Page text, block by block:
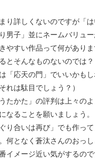
り詳しくないのですが「
男子」並にネームバリュ
やすい作品って何があり
とそんなものないのでは
「応天の門」でいいかも
れは駄目でしょう？）
たかた」の評判は上々の
なることを願いましょう
り合いは再び」でも作っ
何となく蒼汰さんのおっし
イメージ近い気がするの